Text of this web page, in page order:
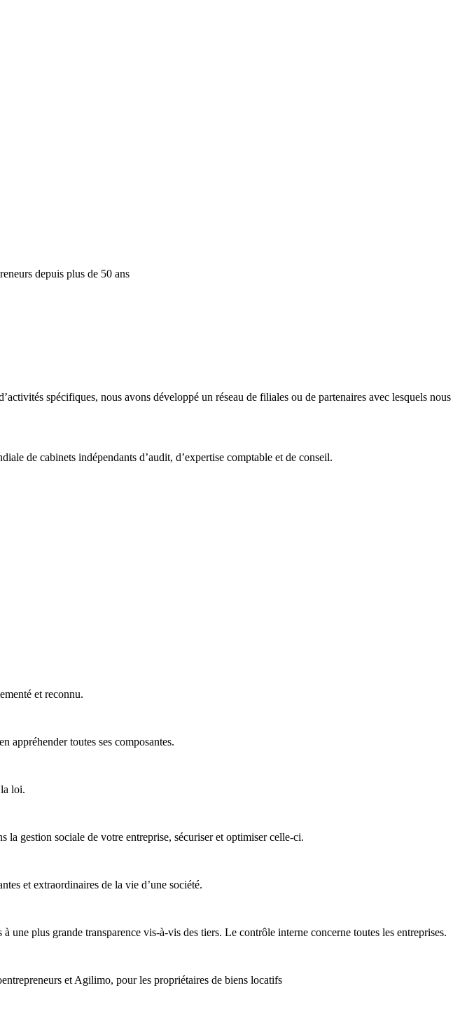
depuis plus de 50 ans
spécifiques, nous avons développé un réseau de filiales ou de partenaires avec lesquels nous
de cabinets indépendants d’audit, d’expertise comptable et de conseil.
et reconnu.
appréhender toutes ses composantes.
loi.
la gestion sociale de votre entreprise, sécuriser et optimiser celle-ci.
et extraordinaires de la vie d’une société.
une plus grande transparence vis-à-vis des tiers. Le contrôle interne concerne toutes les entreprises.
et Agilimo, pour les propriétaires de biens locatifs